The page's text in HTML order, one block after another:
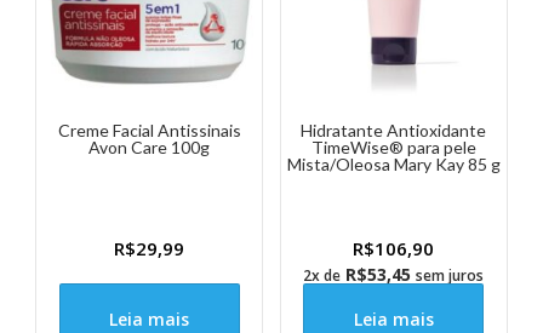
Creme Facial Antissinais
Avon Care 100g
R$29,99
Leia mais
Hidratante Antioxidante
TimeWise® para pele
Mista/Oleosa Mary Kay 85 g
R$106,90
2x de R$53,45 sem juros
Leia mais